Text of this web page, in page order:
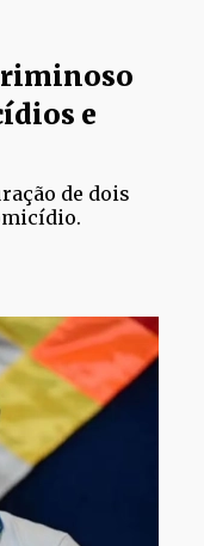
e
de dois